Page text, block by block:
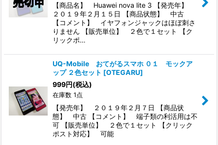
【商品名】 Huawei nova lite 3 【発売年】
２０１９年２月１５日 【商品状態】 中古
【コメント】 イヤフォンジャックはほぼ刺さ
りません 【販売単位】 ２色で１セット 【ク
リックポ…
UQ-Mobile おてがるスマホ ０１ モックア
ップ ２色セット [OTEGARU]
999円(税込)
在庫数 1点
【発売年】 ２０１９年２月７日 【商品状
態】 中古 【コメント】 端子類の利活用は不
可 【販売単位】 ２色で１セット 【クリック
ポスト対応】 可能